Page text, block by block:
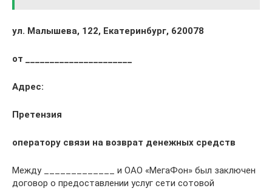
ул. Малышева, 122, Екатеринбург, 620078
от ______________________
Адрес:
Претензия
оператору связи на возврат денежных средств
Между _____________ и ОАО «МегаФон» был заключен
договор о предоставлении услуг сети сотовой